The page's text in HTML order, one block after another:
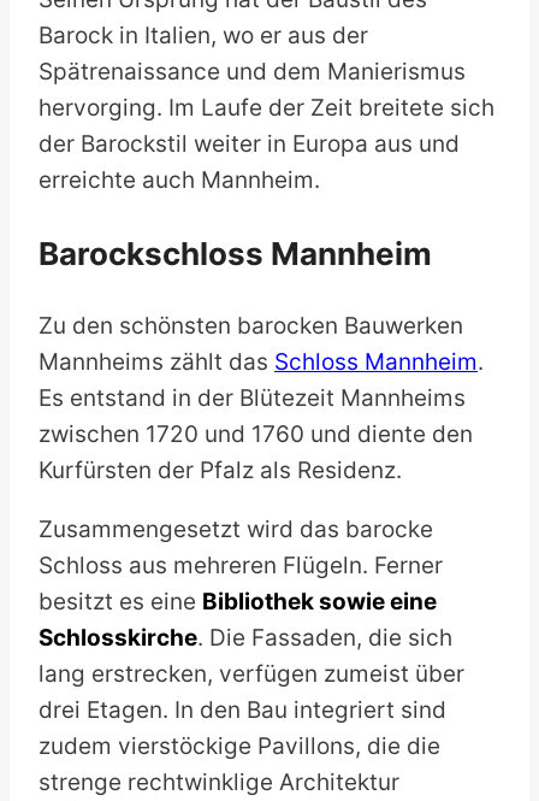
Barock in Italien, wo er aus der
Spätrenaissance und dem Manierismus
hervorging. Im Laufe der Zeit breitete sich
der Barockstil weiter in Europa aus und
erreichte auch Mannheim.
Barockschloss Mannheim
Zu den schönsten barocken Bauwerken
Mannheims zählt das Schloss Mannheim.
Es entstand in der Blütezeit Mannheims
zwischen 1720 und 1760 und diente den
Kurfürsten der Pfalz als Residenz.
Zusammengesetzt wird das barocke
Schloss aus mehreren Flügeln. Ferner
besitzt es eine Bibliothek sowie eine
Schlosskirche. Die Fassaden, die sich
lang erstrecken, verfügen zumeist über
drei Etagen. In den Bau integriert sind
zudem vierstöckige Pavillons, die die
strenge rechtwinklige Architektur